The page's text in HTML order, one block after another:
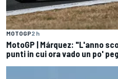
MOTOGP2 h
MotoGP | Márquez: "L'anno
punti in cui ora vado un po'